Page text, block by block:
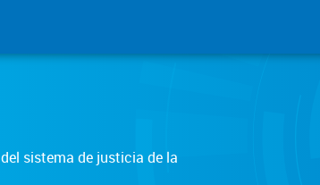
sistema de justicia de la